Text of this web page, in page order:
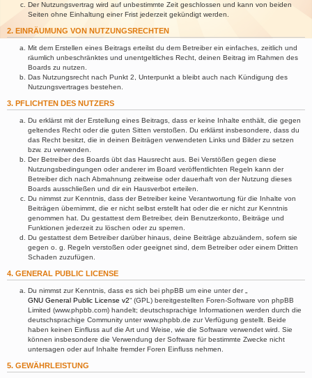
Der Nutzungsvertrag wird auf unbestimmte Zeit geschlossen und kann von beiden
Seiten ohne Einhaltung einer Frist jederzeit gekündigt werden.
2. EINRÄUMUNG VON NUTZUNGSRECHTEN
Mit dem Erstellen eines Beitrags erteilst du dem Betreiber ein einfaches, zeitlich und
räumlich unbeschränktes und unentgeltliches Recht, deinen Beitrag im Rahmen des
Boards zu nutzen.
Das Nutzungsrecht nach Punkt 2, Unterpunkt a bleibt auch nach Kündigung des
Nutzungsvertrages bestehen.
3. PFLICHTEN DES NUTZERS
Du erklärst mit der Erstellung eines Beitrags, dass er keine Inhalte enthält, die gegen
geltendes Recht oder die guten Sitten verstoßen. Du erklärst insbesondere, dass du
das Recht besitzt, die in deinen Beiträgen verwendeten Links und Bilder zu setzen
bzw. zu verwenden.
Der Betreiber des Boards übt das Hausrecht aus. Bei Verstößen gegen diese
Nutzungsbedingungen oder anderer im Board veröffentlichten Regeln kann der
Betreiber dich nach Abmahnung zeitweise oder dauerhaft von der Nutzung dieses
Boards ausschließen und dir ein Hausverbot erteilen.
Du nimmst zur Kenntnis, dass der Betreiber keine Verantwortung für die Inhalte von
Beiträgen übernimmt, die er nicht selbst erstellt hat oder die er nicht zur Kenntnis
genommen hat. Du gestattest dem Betreiber, dein Benutzerkonto, Beiträge und
Funktionen jederzeit zu löschen oder zu sperren.
Du gestattest dem Betreiber darüber hinaus, deine Beiträge abzuändern, sofern sie
gegen o. g. Regeln verstoßen oder geeignet sind, dem Betreiber oder einem Dritten
Schaden zuzufügen.
4. GENERAL PUBLIC LICENSE
Du nimmst zur Kenntnis, dass es sich bei phpBB um eine unter der „
GNU General Public License v2“ (GPL) bereitgestellten Foren-Software von phpBB
Limited (www.phpbb.com) handelt; deutschsprachige Informationen werden durch die
deutschsprachige Community unter www.phpbb.de zur Verfügung gestellt. Beide
haben keinen Einfluss auf die Art und Weise, wie die Software verwendet wird. Sie
können insbesondere die Verwendung der Software für bestimmte Zwecke nicht
untersagen oder auf Inhalte fremder Foren Einfluss nehmen.
5. GEWÄHRLEISTUNG